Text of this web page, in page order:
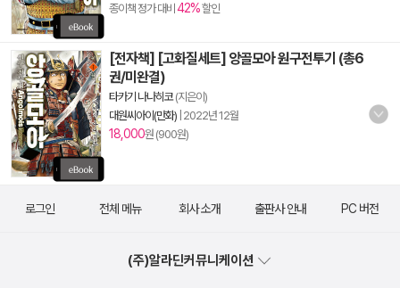
종이책 정가 대비 42%할인
[전자책] [고화질세트] 앙골모아 원구전투기 (총6
권/미완결)
타카기 나나히코(지은이)
대원씨아이(만화) 2022년 12월
18,000원 (900원)
로그인 전체 메뉴 회사 소개 출판사 안내 PC 버전
(주)알라딘커뮤니케이션